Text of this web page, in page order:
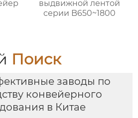
выдвижной лентой
серии B650~1800
Поиск
заводы по
конвейерного
в Китае